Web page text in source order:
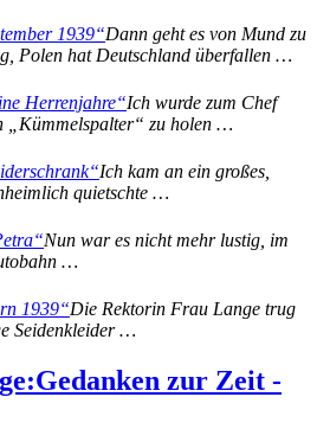
1939 Dann geht es von Mund zu
Polen hat Deutschland überfallen …
Herrenjahre Ich wurde zum Chef
„Kümmelspalter“ zu holen …
Ich kam an ein großes,
quietschte …
Nun war es nicht mehr lustig, im
…
1939 Die Rektorin Frau Lange trug
Seidenkleider …
Gedanken zur Zeit -